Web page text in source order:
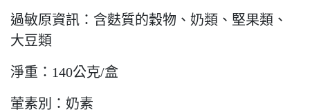
過敏原資訊：含麩質的穀物、奶類、堅果類、
大豆類
淨重：140公克/盒
葷素別：奶素